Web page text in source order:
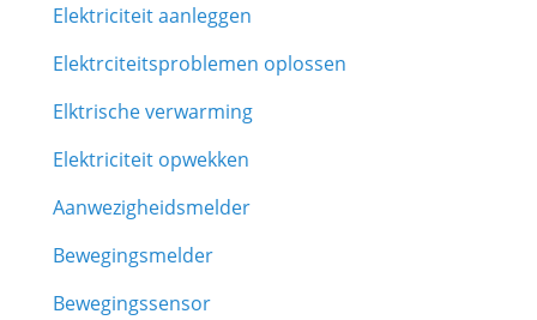
Elektriciteit aanleggen
Elektrciteitsproblemen oplossen
Elktrische verwarming
Elektriciteit opwekken
Aanwezigheidsmelder
Bewegingsmelder
Bewegingssensor